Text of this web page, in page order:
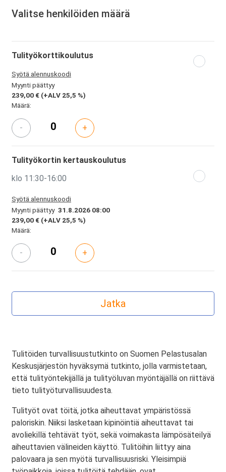
Valitse henkilöiden määrä
Tulityökorttikoulutus
Syötä alennuskoodi
Myynti päättyy
239,00 € (+ALV 25,5 %)
Määrä:
- +
Tulityökortin kertauskoulutus
klo 11:30-16:00
Syötä alennuskoodi
Myynti päättyy 31.8.2026 08:00
239,00 € (+ALV 25,5 %)
Määrä:
- +
Tulitöiden turvallisuustutkinto on Suomen Pelastusalan
Keskusjärjestön hyväksymä tutkinto, jolla varmistetaan,
että tulityöntekijällä ja tulityöluvan myöntäjällä on riittävä
tieto tulityöturvallisuudesta.
Tulityöt ovat töitä, jotka aiheuttavat ympäristössä
paloriskin. Niiksi lasketaan kipinöintiä aiheuttavat tai
avoliekillä tehtävät työt, sekä voimakasta lämpösäteilyä
aiheuttavien välineiden käyttö. Tulitöihin liittyy aina
palovaara ja sen myötä turvallisuusriski. Yleisimpiä